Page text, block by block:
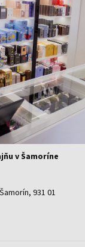
v Šamoríne
931 01